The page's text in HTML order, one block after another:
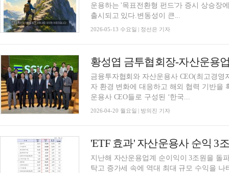
운용하는 '목표전환형 펀드'가 증시 상승장
출시되고 있다.변동성이 큰...
2026-05-13 수요일 | 정선은 기자
금융투자협회와 자산운용사 CEO(최고경
자 환경 변화에 대응하고 해외 협력 기반을
운용사 CEO들로 구성된 ‘한국...
2026-04-20 월요일 | 방의진 기자
지난해 자산운용업계 순이익이 3조원을 돌
탁고 증가세 속에 역대 최대 규모 수익을 나